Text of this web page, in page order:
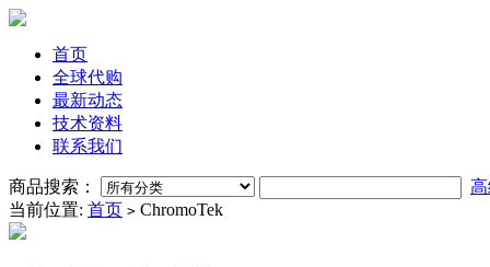
首页
全球代购
最新动态
技术资料
联系我们
商品搜索：
当前位置: 首页 > ChromoTek